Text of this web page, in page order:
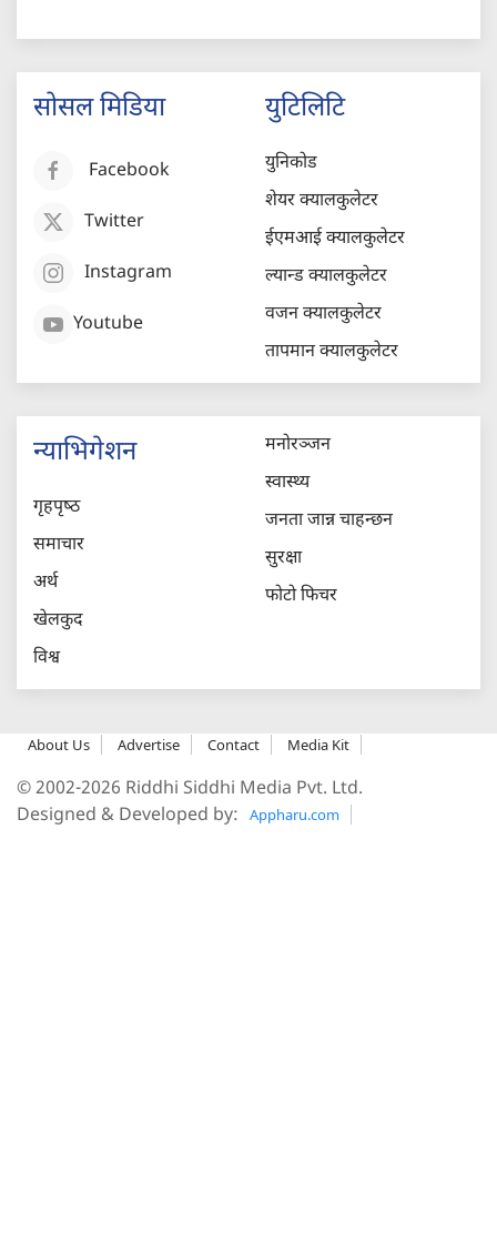
सोसल मिडिया
Facebook
Twitter
Instagram
Youtube
युटिलिटि
युनिकोड
शेयर क्यालकुलेटर
ईएमआई क्यालकुलेटर
ल्यान्ड क्यालकुलेटर
वजन क्यालकुलेटर
तापमान क्यालकुलेटर
न्याभिगेशन
गृहपृष्‍ठ
समाचार
अर्थ
खेलकुद
विश्व
मनोरञ्जन
स्वास्थ्य
जनता जान्न चाहन्छन
सुरक्षा
फोटो फिचर
About Us Advertise Contact Media Kit
© 2002-2026 Riddhi Siddhi Media Pvt. Ltd.
Designed & Developed by:
Appharu.com